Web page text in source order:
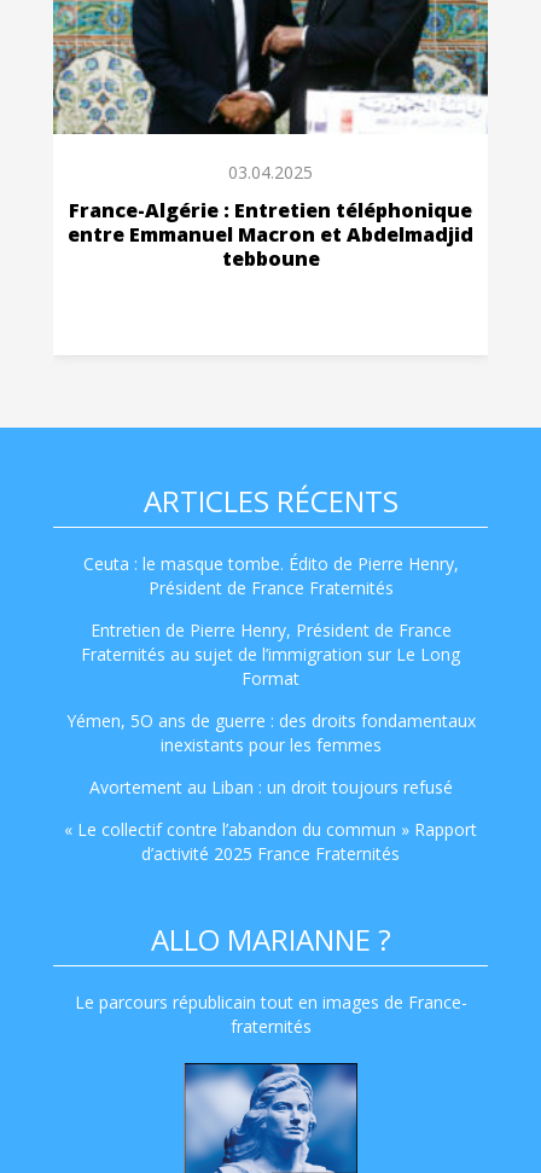
03.04.2025
France-Algérie : Entretien téléphonique
entre Emmanuel Macron et Abdelmadjid
tebboune
ARTICLES RÉCENTS
Ceuta : le masque tombe. Édito de Pierre Henry,
Président de France Fraternités
Entretien de Pierre Henry, Président de France
Fraternités au sujet de l’immigration sur Le Long
Format
Yémen, 5O ans de guerre : des droits fondamentaux
inexistants pour les femmes
Avortement au Liban : un droit toujours refusé
« Le collectif contre l’abandon du commun » Rapport
d’activité 2025 France Fraternités
ALLO MARIANNE ?
Le parcours républicain tout en images de France-
fraternités